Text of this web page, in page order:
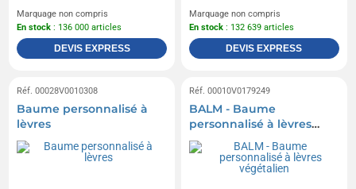
Marquage non compris
En stock : 136 000 articles
DEVIS EXPRESS
Marquage non compris
En stock : 132 639 articles
DEVIS EXPRESS
Réf. 00028V0010308
Baume personnalisé à
lèvres
Réf. 00010V0179249
BALM - Baume
personnalisé à lèvres
végétalien